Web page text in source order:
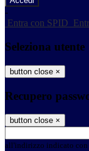
-
Entra con SPID
Seleziona utente
button close ×
Recupero
button close ×
all'indirizzo indicato con